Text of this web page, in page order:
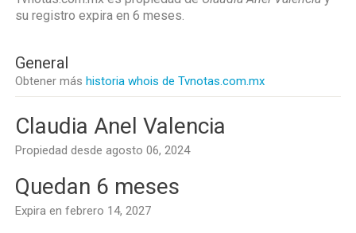
su registro expira en 6 meses.
General
Obtener más historia whois de Tvnotas.com.mx
Claudia Anel Valencia
Propiedad desde agosto 06, 2024
Quedan 6 meses
Expira en febrero 14, 2027